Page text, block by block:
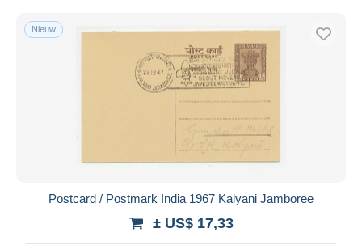
Nieuw
Postcard / Postmark India 1967 Kalyani Jamboree
± US$ 17,33